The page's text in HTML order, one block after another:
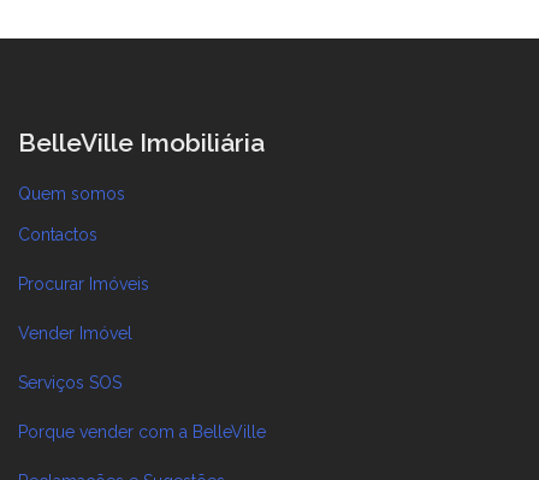
BelleVille Imobiliária
Quem somos
Contactos
Procurar Imóveis
Vender Imóvel
Serviços SOS
Porque vender com a BelleVille